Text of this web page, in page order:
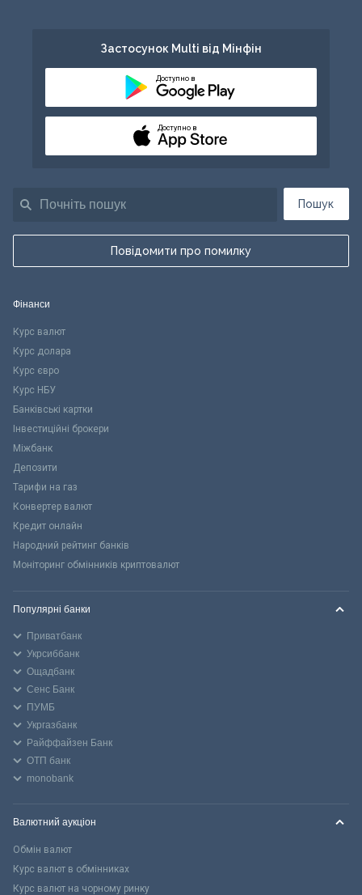
Пошук
Повідомити про помилку
Застосунок Multi від Мінфін
Доступно в
Доступно в
Фінанси
Курс валют
Курс долара
Курс євро
Курс НБУ
Банківські картки
Інвестиційні брокери
Міжбанк
Депозити
Тарифи на газ
Конвертер валют
Кредит онлайн
Народний рейтинг банків
Моніторинг обмінників криптовалют
Популярні банки
Приватбанк
Укрсиббанк
Ощадбанк
Сенс Банк
ПУМБ
Укргазбанк
Райффайзен Банк
ОТП банк
monobank
Валютний аукціон
Обмін валют
Курс валют в обмінниках
Курс валют на чорному ринку